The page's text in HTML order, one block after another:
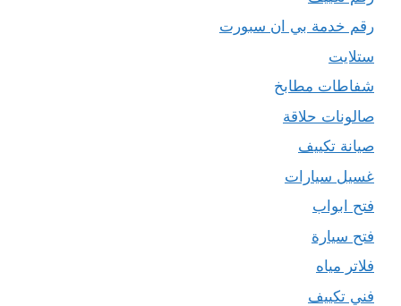
رقم خدمة بي ان سبورت
ستلايت
شفاطات مطابخ
صالونات حلاقة
صيانة تكييف
غسيل سيارات
فتح ابواب
فتح سيارة
فلاتر مياه
فني تكييف